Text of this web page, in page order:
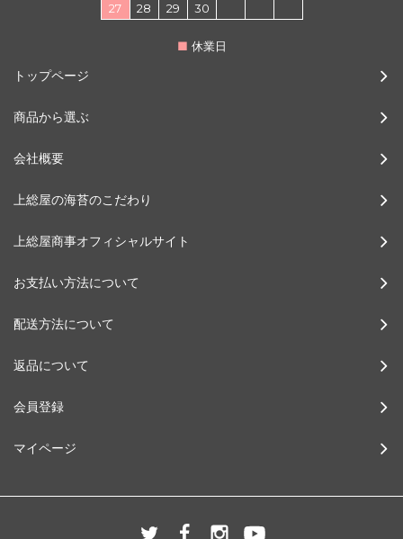
27
28 29 30
■ 休業日
トップページ
商品から選ぶ
会社概要
上総屋の海苔のこだわり
上総屋商事オフィシャルサイト
お支払い方法について
配送方法について
返品について
会員登録
マイページ